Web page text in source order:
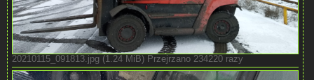
20210115_091813.jpg (1.24 MiB) Przejrzano 234220 razy